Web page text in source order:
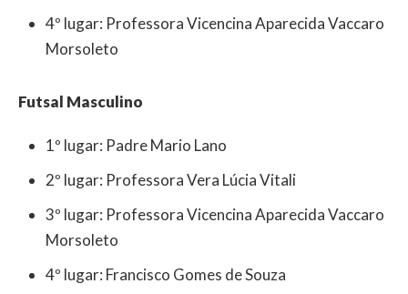
4º lugar: Professora Vicencina Aparecida Vaccaro
Morsoleto
Futsal Masculino
1º lugar: Padre Mario Lano
2º lugar: Professora Vera Lúcia Vitali
3º lugar: Professora Vicencina Aparecida Vaccaro
Morsoleto
4º lugar: Francisco Gomes de Souza